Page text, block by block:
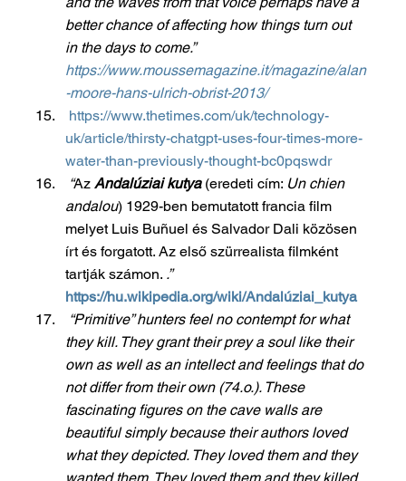
better chance of affecting how things turn out
in the days to come.”
https://www.moussemagazine.it/magazine/alan
-moore-hans-ulrich-obrist-2013/
https://www.thetimes.com/uk/technology-
uk/article/thirsty-chatgpt-uses-four-times-more-
water-than-previously-thought-bc0pqswdr
“Az Andalúziai kutya (eredeti cím: Un chien
andalou) 1929-ben bemutatott francia film
melyet Luis Buñuel és Salvador Dali közösen
írt és forgatott. Az első szürrealista filmként
tartják számon. .”
https://hu.wikipedia.org/wiki/Andalúziai_kutya
“Primitive” hunters feel no contempt for what
they kill. They grant their prey a soul like their
own as well as an intellect and feelings that do
not differ from their own (74.o.). These
fascinating figures on the cave walls are
beautiful simply because their authors loved
what they depicted. They loved them and they